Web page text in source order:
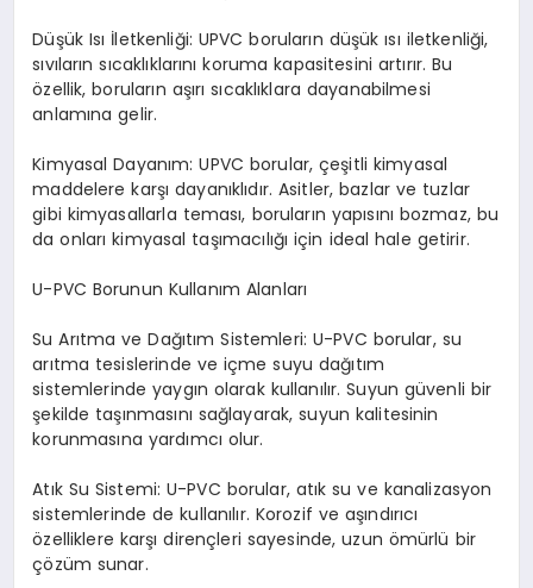
Düşük Isı İletkenliği: UPVC boruların düşük ısı iletkenliği,
sıvıların sıcaklıklarını koruma kapasitesini artırır. Bu
özellik, boruların aşırı sıcaklıklara dayanabilmesi
anlamına gelir.
Kimyasal Dayanım: UPVC borular, çeşitli kimyasal
maddelere karşı dayanıklıdır. Asitler, bazlar ve tuzlar
gibi kimyasallarla teması, boruların yapısını bozmaz, bu
da onları kimyasal taşımacılığı için ideal hale getirir.
U-PVC Borunun Kullanım Alanları
Su Arıtma ve Dağıtım Sistemleri: U-PVC borular, su
arıtma tesislerinde ve içme suyu dağıtım
sistemlerinde yaygın olarak kullanılır. Suyun güvenli bir
şekilde taşınmasını sağlayarak, suyun kalitesinin
korunmasına yardımcı olur.
Atık Su Sistemi: U-PVC borular, atık su ve kanalizasyon
sistemlerinde de kullanılır. Korozif ve aşındırıcı
özelliklere karşı dirençleri sayesinde, uzun ömürlü bir
çözüm sunar.